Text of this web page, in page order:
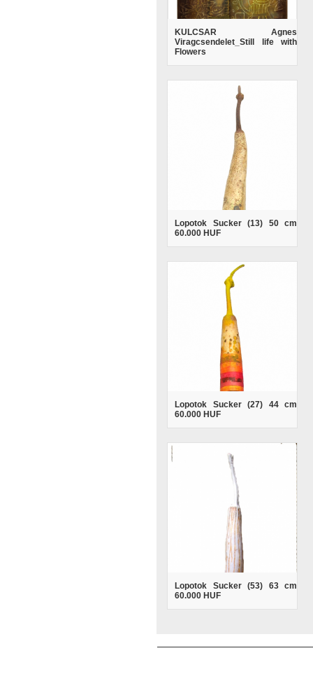
KULCSAR Agnes
Viragcsendelet_Still life with
Flowers
Lopotok Sucker (13) 50 cm
60.000 HUF
Lopotok Sucker (27) 44 cm
60.000 HUF
Lopotok Sucker (53) 63 cm
60.000 HUF